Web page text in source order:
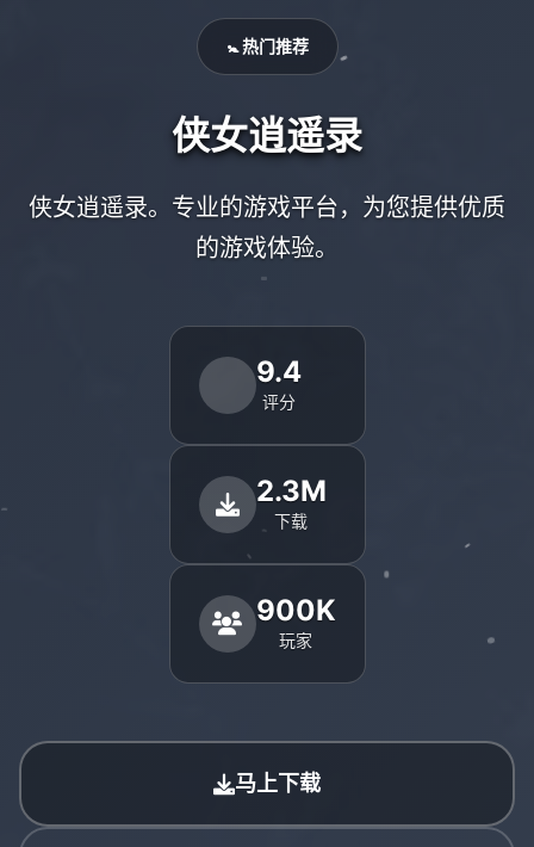
🚼 热门推荐
侠女逍遥录
侠女逍遥录。专业的游戏平台，为您提供优质
的游戏体验。
9.4
评分
2.3M
下载
900K
玩家
马上下载